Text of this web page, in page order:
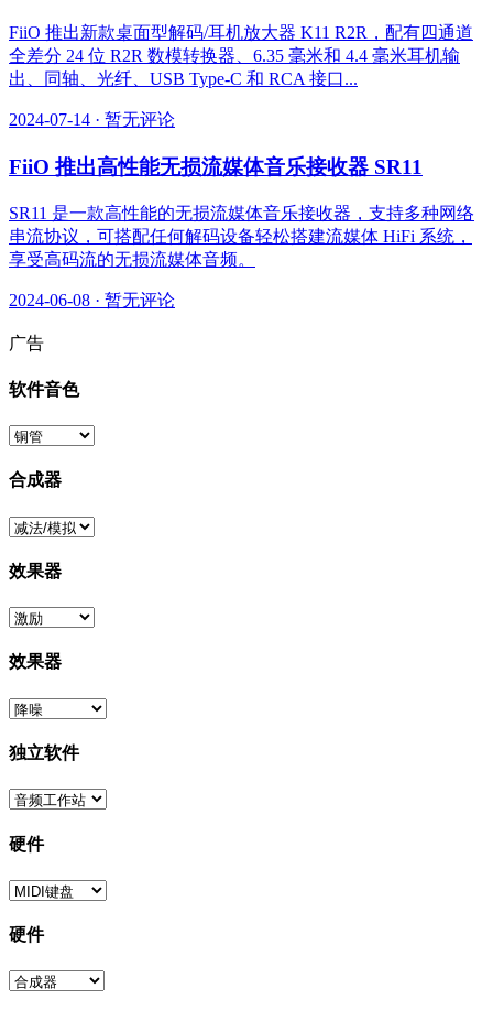
FiiO 推出新款桌面型解码/耳机放大器 K11 R2R，配有四通道
全差分 24 位 R2R 数模转换器、6.35 毫米和 4.4 毫米耳机输
出、同轴、光纤、USB Type-C 和 RCA 接口...
2024-07-14 · 暂无评论
FiiO 推出高性能无损流媒体音乐接收器 SR11
SR11 是一款高性能的无损流媒体音乐接收器，支持多种网络
串流协议，可搭配任何解码设备轻松搭建流媒体 HiFi 系统，
享受高码流的无损流媒体音频。
2024-06-08 · 暂无评论
广告
软件音色
合成器
效果器
效果器
独立软件
硬件
硬件